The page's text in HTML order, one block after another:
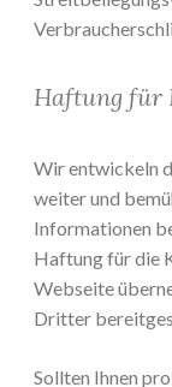
Haftung für
Wir entwickeln
weiter und
Informationen
Haftung für die
Webseite
Dritter
Sollten Ihnen